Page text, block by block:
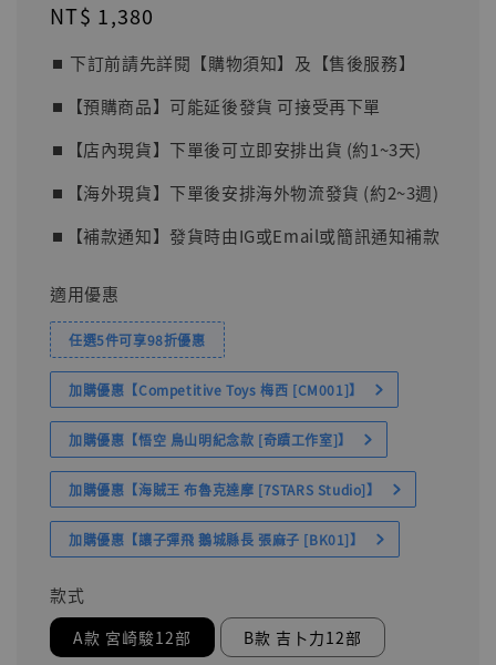
Regular
NT$ 1,380
⏹︎ 下訂前請先詳閱【購物須知】及【售後服務】
⏹︎【預購商品】可能延後發貨 可接受再下單
⏹︎【店內現貨】下單後可立即安排出貨 (約1~3天)
⏹︎【海外現貨】下單後安排海外物流發貨 (約2~3週)
⏹︎【補款通知】發貨時由IG或Email或簡訊通知補款
適用優惠
任選5件可享98折優惠
加購優惠【Competitive Toys 梅西 [CM001]】
加購優惠【悟空 鳥山明紀念款 [奇蹟工作室]】
加購優惠【海賊王 布魯克達摩 [7STARS Studio]】
加購優惠【讓子彈飛 鵝城縣長 張麻子 [BK01]】
款式
A款 宮崎駿12部 B款 吉卜力12部